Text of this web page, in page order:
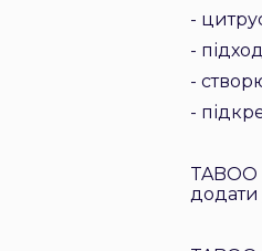
-
-
-
-
додати